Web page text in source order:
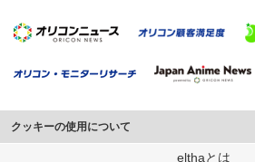
クッキーの使用について
このサイトでは Cookie を使用して、ユーザーに
elthaとは